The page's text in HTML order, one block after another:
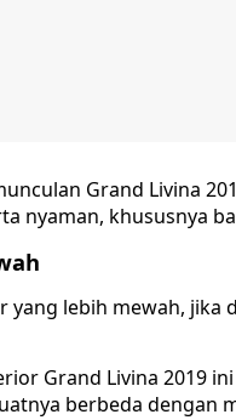
Grand Livina
nyaman, khususnya
yang lebih mewah, jika
Grand Livina 2019
berbeda dengan